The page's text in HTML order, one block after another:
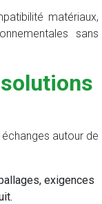
matériaux,
sans
autour de
exigences